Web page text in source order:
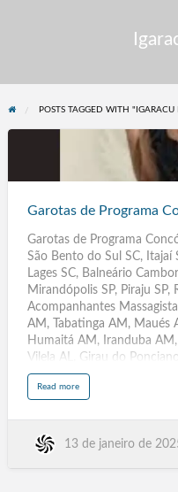
POSTS TAGGED WITH "IGARACU
de
Programa
Garotas de Programa
Garotas de Programa
São Bento do Sul SC, Itajaí
Lages SC, Balneário
Mirandópolis SP, Piraju SP,
Acompanhantes
AM, Tabatinga AM, Maués
Humaitá AM, Iranduba
Vilela AL, Girau do
AL, São Sebastião AL,
Jaboatão dos Guararapes,
Santa Cruz do Capibaribe,
Read morea
t
r
13 de janeiro de